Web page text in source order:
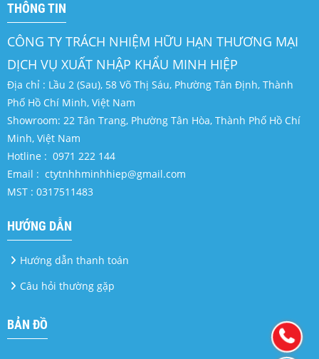
THÔNG TIN
CÔNG TY TRÁCH NHIỆM HỮU HẠN THƯƠNG MẠI
DỊCH VỤ XUẤT NHẬP KHẨU MINH HIỆP
Địa chỉ : Lầu 2 (Sau), 58 Võ Thị Sáu, Phường Tân Định, Thành
Phố Hồ Chí Minh, Việt Nam
Showroom: 22 Tân Trang, Phường Tân Hòa, Thành Phố Hồ Chí
Minh, Việt Nam
Hotline : 0971 222 144
Email : ctytnhhminhhiep@gmail.com
MST : 0317511483
HƯỚNG DẪN
Hướng dẫn thanh toán
Câu hỏi thường gặp
BẢN ĐỒ